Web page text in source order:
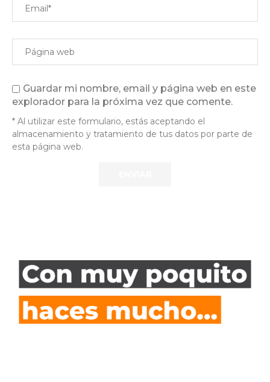
Guardar mi nombre, email y página web en este
explorador para la próxima vez que comente.
* Al utilizar este formulario, estás aceptando el
almacenamiento y tratamiento de tus datos por parte de
esta página web.